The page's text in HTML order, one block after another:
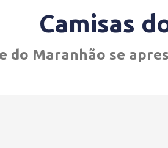
Camisas
do Maranhão se